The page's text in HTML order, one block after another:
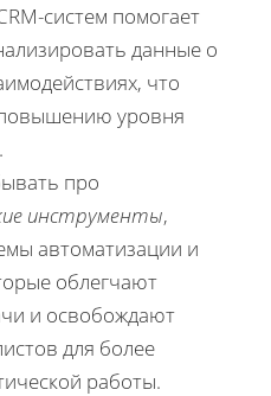
систем помогает
данные о
что
уровня
про
инструменты,
автоматизации и
облегчают
и освобождают
для более
работы.